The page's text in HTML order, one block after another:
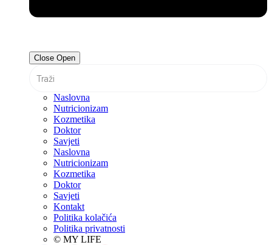
Close Open
Naslovna
Nutricionizam
Kozmetika
Doktor
Savjeti
Naslovna
Nutricionizam
Kozmetika
Doktor
Savjeti
Kontakt
Politika kolačića
Politika privatnosti
© MY LIFE